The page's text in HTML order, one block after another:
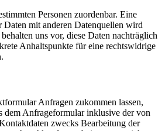
Personen zuordenbar. Eine
Daten mit anderen Datenquellen wird
uns vor, diese Daten nachträglich
Anhaltspunkte für eine rechtswidrige
Anfragen zukommen lassen,
dem Anfrageformular inklusive der von
zwecks Bearbeitung der